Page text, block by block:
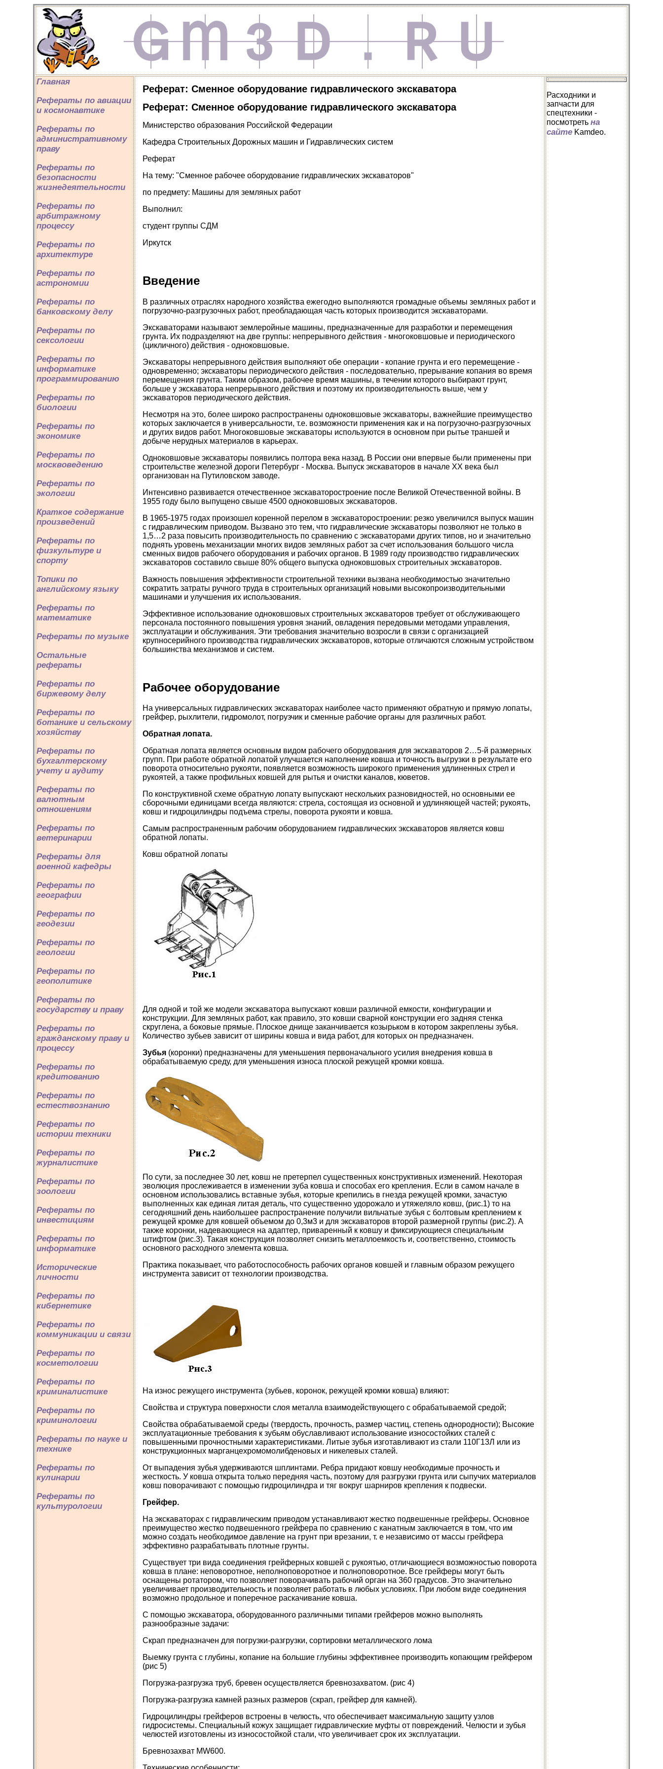
Главная
Рефераты по авиации
и космонавтике
Рефераты по
административному
праву
Рефераты по
безопасности
жизнедеятельности
Рефераты по
арбитражному
процессу
Рефераты по
архитектуре
Рефераты по
астрономии
Рефераты по
банковскому делу
Рефераты по
сексологии
Рефераты по
информатике
программированию
Рефераты по
биологии
Рефераты по
экономике
Рефераты по
москвоведению
Рефераты по
экологии
Краткое содержание
произведений
Рефераты по
физкультуре и
спорту
Топики по
английскому языку
Рефераты по
математике
Рефераты по музыке
Остальные
рефераты
Рефераты по
биржевому делу
Рефераты по
ботанике и сельскому
хозяйству
Рефераты по
бухгалтерскому
учету и аудиту
Рефераты по
валютным
отношениям
Рефераты по
ветеринарии
Рефераты для
военной кафедры
Рефераты по
географии
Рефераты по
геодезии
Рефераты по
геологии
Рефераты по
геополитике
Рефераты по
государству и праву
Рефераты по
гражданскому праву и
процессу
Рефераты по
кредитованию
Рефераты по
естествознанию
Рефераты по
истории техники
Рефераты по
журналистике
Рефераты по
зоологии
Рефераты по
инвестициям
Рефераты по
информатике
Исторические
личности
Рефераты по
кибернетике
Рефераты по
коммуникации и связи
Рефераты по
косметологии
Рефераты по
криминалистике
Рефераты по
криминологии
Рефераты по науке и
технике
Рефераты по
кулинарии
Рефераты по
культурологии
Реферат: Сменное оборудование гидравлического экскаватора
Реферат: Сменное оборудование гидравлического экскаватора
Министерство образования Российской Федерации
Кафедра Строительных Дорожных машин и Гидравлических систем
Реферат
На тему: "Сменное рабочее оборудование гидравлических экскаваторов"
по предмету: Машины для земляных работ
Выполнил:
студент группы СДМ
Иркутск
Введение
В различных отраслях народного хозяйства ежегодно выполняются громадные объемы земляных работ и
погрузочно-разгрузочных работ, преобладающая часть которых производится экскаваторами.
Экскаваторами называют землеройные машины, предназначенные для разработки и перемещения
грунта. Их подразделяют на две группы: непрерывного действия - многоковшовые и периодического
(цикличного) действия - одноковшовые.
Экскаваторы непрерывного действия выполняют обе операции - копание грунта и его перемещение -
одновременно; экскаваторы периодического действия - последовательно, прерывание копания во время
перемещения грунта. Таким образом, рабочее время машины, в течении которого выбирают грунт,
больше у экскаватора непрерывного действия и поэтому их производительность выше, чем у
экскаваторов периодического действия.
Несмотря на это, более широко распространены одноковшовые экскаваторы, важнейшие преимущество
которых заключается в универсальности, т.е. возможности применения как и на погрузочно-разгрузочных
и других видов работ. Многоковшовые экскаваторы используются в основном при рытье траншей и
добыче нерудных материалов в карьерах.
Одноковшовые экскаваторы появились полтора века назад. В России они впервые были применены при
строительстве железной дороги Петербург - Москва. Выпуск экскаваторов в начале ХХ века был
организован на Путиловском заводе.
Интенсивно развивается отечественное экскаваторостроение после Великой Отечественной войны. В
1955 году было выпущено свыше 4500 одноковшовых экскаваторов.
В 1965-1975 годах произошел коренной перелом в экскаваторостроении: резко увеличился выпуск машин
с гидравлическим приводом. Вызвано это тем, что гидравлические экскаваторы позволяют не только в
1,5…2 раза повысить производительность по сравнению с экскаваторами других типов, но и значительно
поднять уровень механизации многих видов земляных работ за счет использования большого числа
сменных видов рабочего оборудования и рабочих органов. В 1989 году производство гидравлических
экскаваторов составило свыше 80% общего выпуска одноковшовых строительных экскаваторов.
Важность повышения эффективности строительной техники вызвана необходимостью значительно
сократить затраты ручного труда в строительных организаций новыми высокопроизводительными
машинами и улучшения их использования.
Эффективное использование одноковшовых строительных экскаваторов требует от обслуживающего
персонала постоянного повышения уровня знаний, овладения передовыми методами управления,
эксплуатации и обслуживания. Эти требования значительно возросли в связи с организацией
крупносерийного производства гидравлических экскаваторов, которые отличаются сложным устройством
большинства механизмов и систем.
Рабочее оборудование
На универсальных гидравлических экскаваторах наиболее часто применяют обратную и прямую лопаты,
грейфер, рыхлители, гидромолот, погрузчик и сменные рабочие органы для различных работ.
Обратная лопата.
Обратная лопата является основным видом рабочего оборудования для экскаваторов 2…5-й размерных
групп. При работе обратной лопатой улучшается наполнение ковша и точность выгрузки в результате его
поворота относительно рукояти, появляется возможность широкого применения удлиненных стрел и
рукоятей, а также профильных ковшей для рытья и очистки каналов, кюветов.
По конструктивной схеме обратную лопату выпускают нескольких разновидностей, но основными ее
сборочными единицами всегда являются: стрела, состоящая из основной и удлиняющей частей; рукоять,
ковш и гидроцилиндры подъема стрелы, поворота рукояти и ковша.
Самым распространенным рабочим оборудованием гидравлических экскаваторов является ковш
обратной лопаты.
Ковш обратной лопаты
Для одной и той же модели экскаватора выпускают ковши различной емкости, конфигурации и
конструкции. Для земляных работ, как правило, это ковши сварной конструкции его задняя стенка
скруглена, а боковые прямые. Плоское днище заканчивается козырьком в котором закреплены зубья.
Количество зубьев зависит от ширины ковша и вида работ, для которых он предназначен.
Зубья (коронки) предназначены для уменьшения первоначального усилия внедрения ковша в
обрабатываемую среду, для уменьшения износа плоской режущей кромки ковша.
По сути, за последнее 30 лет, ковш не претерпел существенных конструктивных изменений. Некоторая
эволюция прослеживается в изменении зуба ковша и способах его крепления. Если в самом начале в
основном использовались вставные зубья, которые крепились в гнезда режущей кромки, зачастую
выполненных как единая литая деталь, что существенно удорожало и утяжеляло ковш, (рис.1) то на
сегодняшний день наибольшее распространение получили вильчатые зубья с болтовым креплением к
режущей кромке для ковшей объемом до 0,3м3 и для экскаваторов второй размерной группы (рис.2). А
также коронки, надевающиеся на адаптер, приваренный к ковшу и фиксирующиеся специальным
штифтом (рис.3). Такая конструкция позволяет снизить металлоемкость и, соответственно, стоимость
основного расходного элемента ковша.
Практика показывает, что работоспособность рабочих органов ковшей и главным образом режущего
инструмента зависит от технологии производства.
На износ режущего инструмента (зубьев, коронок, режущей кромки ковша) влияют:
Свойства и структура поверхности слоя металла взаимодействующего с обрабатываемой средой;
Свойства обрабатываемой среды (твердость, прочность, размер частиц, степень однородности); Высокие
эксплуатационные требования к зубьям обуславливают использование износостойких сталей с
повышенными прочностными характеристиками. Литые зубья изготавливают из стали 110Г13Л или из
конструкционных марганцехромомолибденовых и никелевых сталей.
От выпадения зубья удерживаются шплинтами. Ребра придают ковшу необходимые прочность и
жесткость. У ковша открыта только передняя часть, поэтому для разгрузки грунта или сыпучих материалов
ковш поворачивают с помощью гидроцилиндра и тяг вокруг шарниров крепления к подвески.
Грейфер.
На экскаваторах с гидравлическим приводом устанавливают жестко подвешенные грейферы. Основное
преимущество жестко подвешенного грейфера по сравнению с канатным заключается в том, что им
можно создать необходимое давление на грунт при врезании, т. е независимо от массы грейфера
эффективно разрабатывать плотные грунты.
Существует три вида соединения грейферных ковшей с рукоятью, отличающиеся возможностью поворота
ковша в плане: неповоротное, неполноповоротное и полноповоротное. Все грейферы могут быть
оснащены ротатором, что позволяет поворачивать рабочий орган на 360 градусов. Это значительно
увеличивает производительность и позволяет работать в любых условиях. При любом виде соединения
возможно продольное и поперечное раскачивание ковша.
С помощью экскаватора, оборудованного различными типами грейферов можно выполнять
разнообразные задачи:
Скрап предназначен для погрузки-разгрузки, сортировки металлического лома
Выемку грунта с глубины, копание на большие глубины эффективнее производить копающим грейфером
(рис 5)
Погрузка-разгрузка труб, бревен осуществляется бревнозахватом. (рис 4)
Погрузка-разгрузка камней разных размеров (скрап, грейфер для камней).
Гидроцилиндры грейферов встроены в челюсть, что обеспечивает максимальную защиту узлов
гидросистемы. Специальный кожух защищает гидравлические муфты от повреждений. Челюсти и зубья
челюстей изготовлены из износостойкой стали, что увеличивает срок их эксплуатации.
Бревнозахват MW600.
Расходники и
запчасти для
спецтехники -
посмотреть на
сайте Kamdeo.